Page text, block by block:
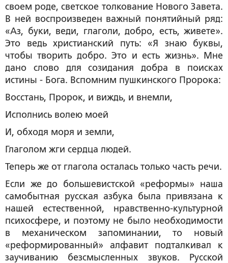
своем роде, светское толкование Нового Завета.
В ней воспроизведен важный понятийный ряд:
«Аз, буки, веди, глаголи, добро, есть, живете».
Это ведь христианский путь: «Я знаю буквы,
чтобы творить добро. Это и есть жизнь». Мне
дано слово для созидания добра в поисках
истины - Бога. Вспомним пушкинского Пророка:
Восстань, Пророк, и виждь, и внемли,
Исполнись волею моей
И, обходя моря и земли,
Глаголом жги сердца людей.
Теперь же от глагола осталась только часть речи.
Если же до большевистской «реформы» наша
самобытная русская азбука была привязана к
нашей естественной, нравственно-культурной
психосфере, и поэтому не было необходимости
в механическом запоминании, то новый
«реформированный» алфавит подталкивал к
заучиванию безсмысленных звуков. Русской